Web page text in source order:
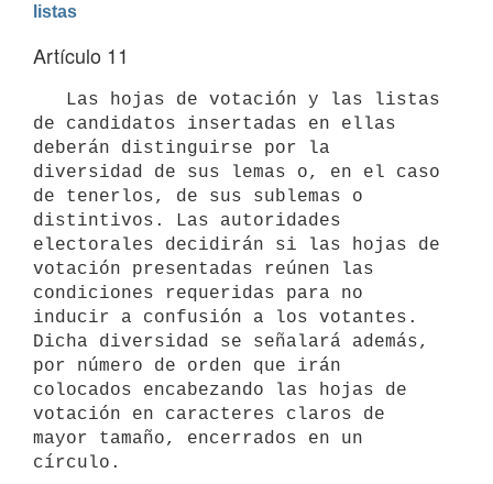
listas
Artículo 11
de candidatos insertadas en ellas
deberán distinguirse por la
diversidad de sus lemas o, en el caso
de tenerlos, de sus sublemas o
distintivos. Las autoridades
electorales decidirán si las hojas de
votación presentadas reúnen las
condiciones requeridas para no
inducir a confusión a los votantes.
Dicha diversidad se señalará además,
por número de orden que irán
colocados encabezando las hojas de
votación en caracteres claros de
mayor tamaño, encerrados en un
círculo.